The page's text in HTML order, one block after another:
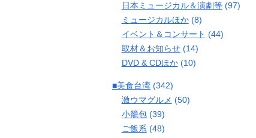
日本ミュージカル＆演劇等(97)
ミュージカルほか(8)
イベント＆コンサート (44)
取材＆お知らせ(14)
DVD & CDほか(10)
■美食台湾 (342)
激ウマグルメ (50)
小籠包(39)
ご飯系 (48)